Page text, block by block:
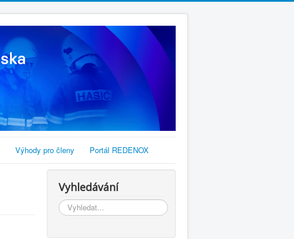
Výhody pro členy Portál REDENOX
Vyhledávání
Vyhledávání...